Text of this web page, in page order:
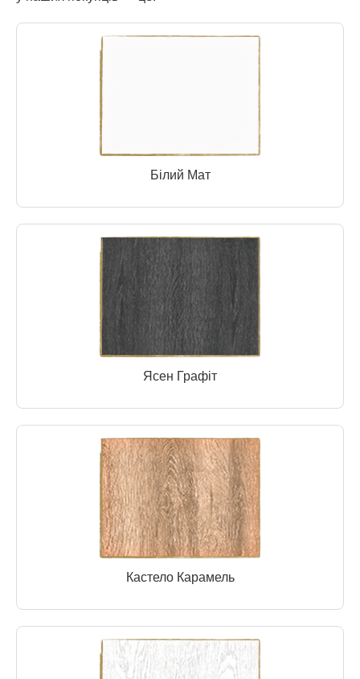
Білий Мат
Ясен Графіт
Кастело Карамель